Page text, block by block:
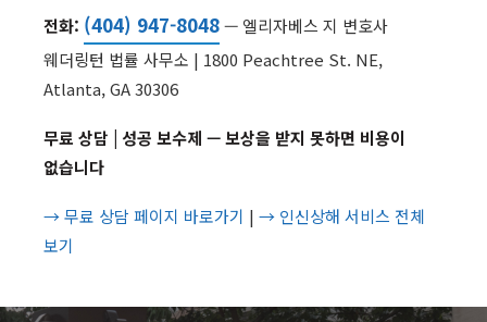
전화: (404) 947-8048— 엘리자베스 지 변호사
웨더링턴 법률 사무소 | 1800 Peachtree St. NE,
Atlanta, GA 30306
무료 상담 | 성공 보수제 — 보상을 받지 못하면 비용이
없습니다
→ 무료 상담 페이지 바로가기 |→ 인신상해 서비스 전체
보기